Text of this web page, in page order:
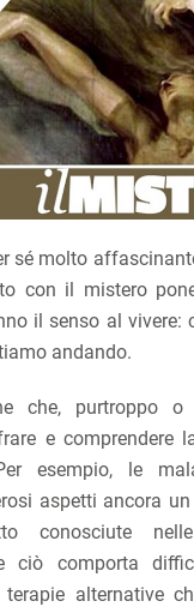
sé molto
con il mistero
il senso al vivere:
andando.
che, purtroppo
e comprendere
esempio, le
aspetti ancora
conosciute
ciò comporta
alternative